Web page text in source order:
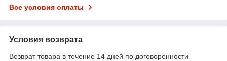
Все условия оплаты
Условия возврата
Возврат товара в течение 14 дней по договоренности